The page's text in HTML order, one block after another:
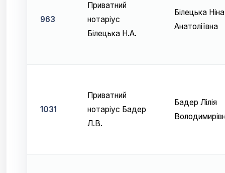
963
Приватний
нотаріус
Білецька Н.А.
Білецька Ніна
Анатоліївна
1031
Приватний
нотаріус Бадер
Л.В.
Бадер Лілія